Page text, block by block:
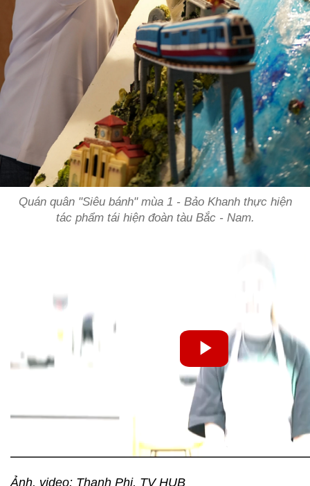
Quán quân "Siêu bánh" mùa 1 - Bảo Khanh thực hiện
tác phẩm tái hiện đoàn tàu Bắc - Nam.
Ảnh, video: Thanh Phi, TV HUB